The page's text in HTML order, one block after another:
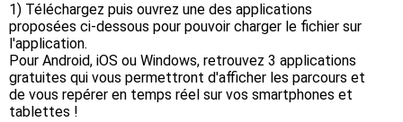
1) Téléchargez puis ouvrez une des applications
proposées ci-dessous pour pouvoir charger le fichier sur
l'application.
Pour Android, iOS ou Windows, retrouvez 3 applications
gratuites qui vous permettront d'afficher les parcours et
de vous repérer en temps réel sur vos smartphones et
tablettes !